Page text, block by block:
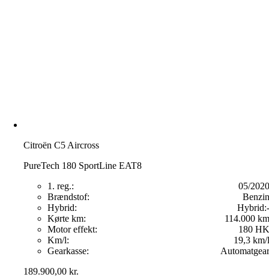
Citroën C5 Aircross
PureTech 180 SportLine EAT8
1. reg.:
05/2020
Brændstof:
Benzin
Hybrid:
Hybrid:-
Kørte km:
114.000 km
Motor effekt:
180 HK
Km/l:
19,3 km/l
Gearkasse:
Automatgear
189.900,00kr.